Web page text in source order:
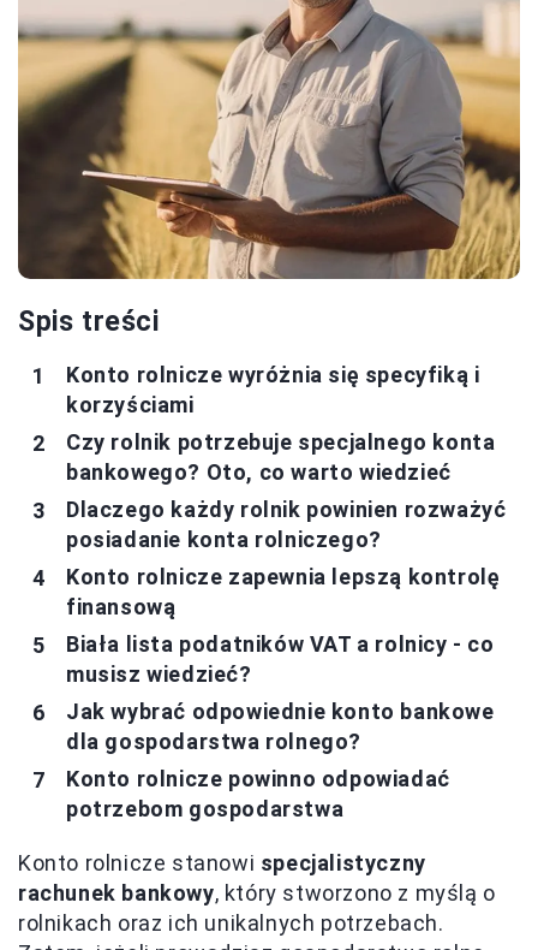
Spis treści
Konto rolnicze wyróżnia się specyfiką i
korzyściami
Czy rolnik potrzebuje specjalnego konta
bankowego? Oto, co warto wiedzieć
Dlaczego każdy rolnik powinien rozważyć
posiadanie konta rolniczego?
Konto rolnicze zapewnia lepszą kontrolę
finansową
Biała lista podatników VAT a rolnicy - co
musisz wiedzieć?
Jak wybrać odpowiednie konto bankowe
dla gospodarstwa rolnego?
Konto rolnicze powinno odpowiadać
potrzebom gospodarstwa
Konto rolnicze stanowi specjalistyczny
rachunek bankowy, który stworzono z myślą o
rolnikach oraz ich unikalnych potrzebach.